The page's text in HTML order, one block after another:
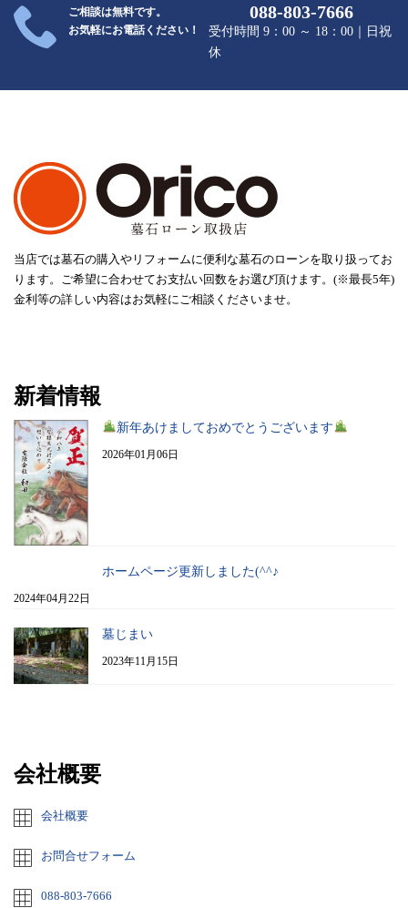
ご相談は無料です。
お気軽にお電話ください！
088-803-7666
受付時間 9：00 ～ 18：00｜日祝
休
当店では墓石の購入やリフォームに便利な墓石のローンを取り扱ってお
ります。ご希望に合わせてお支払い回数をお選び頂けます。(※最長5年)
金利等の詳しい内容はお気軽にご相談くださいませ。
新着情報
新年あけましておめでとうございます
2026年01月06日
ホームページ更新しました(^^♪
2024年04月22日
墓じまい
2023年11月15日
会社概要
会社概要
お問合せフォーム
088-803-7666